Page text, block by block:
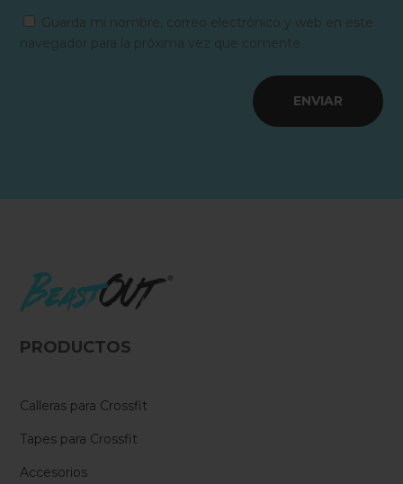
Guarda mi nombre, correo electrónico y web en este
navegador para la próxima vez que comente.
ENVIAR
PRODUCTOS
Calleras para Crossfit
Tapes para Crossfit
Accesorios